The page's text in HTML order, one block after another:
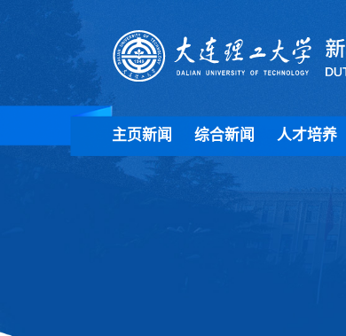
主页新闻 综合新闻 人才培养